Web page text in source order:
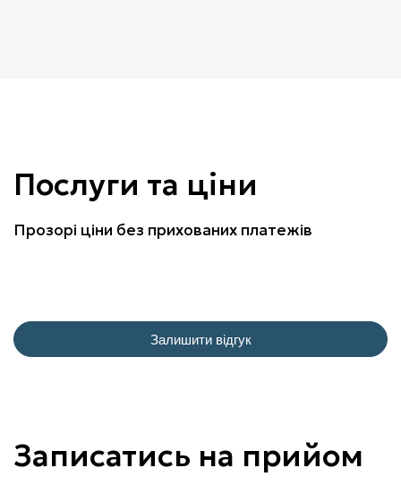
Послуги та ціни
Прозорі ціни без прихованих платежів
Залишити відгук
Записатись на прийом